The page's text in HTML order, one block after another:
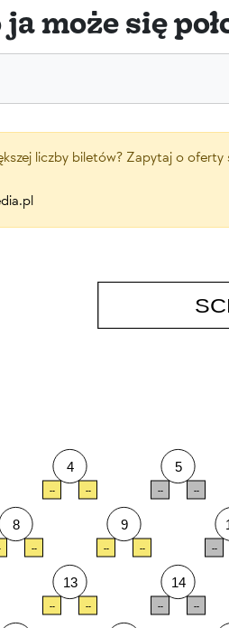
może się
liczby biletów? Zapytaj o
4 5
8 9
13 14
-- -- -- --
-- -- -- --
-- -- -- --